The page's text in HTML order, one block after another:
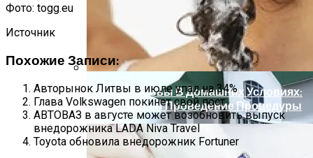
Пилинг Головы В Домашних Условиях:
Подготовка И Проведение Процедуры
Фото: togg.eu
Источник
Похожие Записи:
Авторынок Литвы в июле упал на 34%
Глава Volkswagen покинет свой пост
АВТОВАЗ в августе может возобновить выпуск
внедорожника LADA Niva Travel
Toyota обновила внедорожник Fortuner